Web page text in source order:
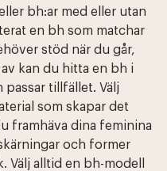
bh:ar med eller utan
en bh som matchar
stöd när du går,
kan du hitta en bh i
tillfället. Välj
som skapar det
framhäva dina feminina
och former
Välj alltid en bh-modell